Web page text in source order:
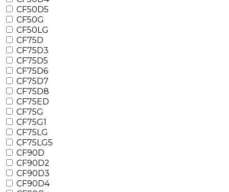
CF50D5
CF50G
CF50LG
CF75D
CF75D3
CF75D5
CF75D6
CF75D7
CF75D8
CF75ED
CF75G
CF75G1
CF75LG
CF75LG5
CF90D
CF90D2
CF90D3
CF90D4